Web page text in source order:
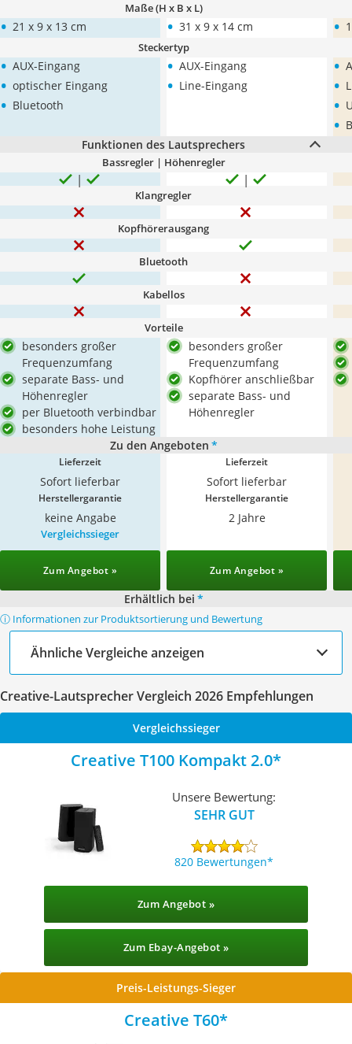
Maße (H x B x L)
• 21 x 9 x 13 cm • 31 x 9 x 14 cm •
Steckertyp
• AUX-Eingang
• optischer Eingang
• Bluetooth
• AUX-Eingang
• Line-Eingang
•
•
•
•
Funktionen des Lautsprechers
Bassregler | Höhenregler
Klangregler
Kopfhörerausgang
Bluetooth
Kabellos
Vorteile
besonders großer
Frequenzumfang
separate Bass- und
Höhenregler
per Bluetooth verbindbar
besonders hohe Leistung
besonders großer
Frequenzumfang
Kopfhörer anschließbar
separate Bass- und
Höhenregler
Zu den Angeboten *
Lieferzeit
Sofort lieferbar
Lieferzeit
Sofort lieferbar
Herstellergarantie
keine Angabe
Herstellergarantie
2 Jahre
Vergleichssieger
Zum Angebot » Zum Angebot »
Erhältlich bei *
ⓘ Informationen zur Produktsortierung und Bewertung
Ähnliche Vergleiche anzeigen
Creative-Lautsprecher Vergleich 2026 Empfehlungen
Vergleichssieger
Creative T100 Kompakt 2.0
Unsere Bewertung:
SEHR GUT
820 Bewertungen
Zum Angebot »
Zum Ebay-Angebot »
Preis-Leistungs-Sieger
Creative T60